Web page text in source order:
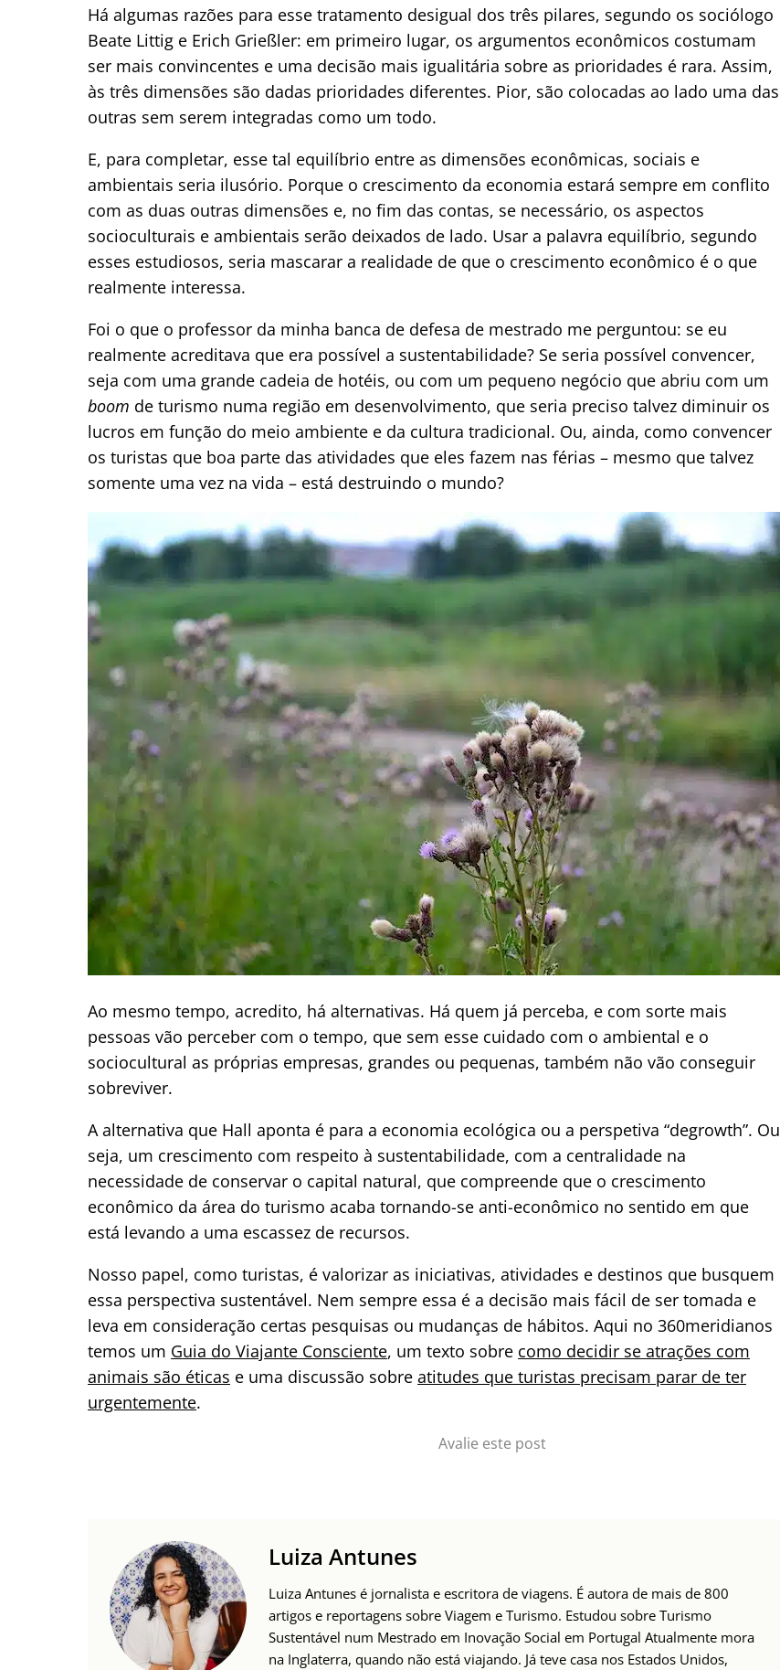
Há algumas razões para esse tratamento desigual dos três pilares, segundo os sociólogo
Beate Littig e Erich Grießler: em primeiro lugar, os argumentos econômicos costumam
ser mais convincentes e uma decisão mais igualitária sobre as prioridades é rara. Assim,
às três dimensões são dadas prioridades diferentes. Pior, são colocadas ao lado uma das
outras sem serem integradas como um todo.
E, para completar, esse tal equilíbrio entre as dimensões econômicas, sociais e
ambientais seria ilusório. Porque o crescimento da economia estará sempre em conflito
com as duas outras dimensões e, no fim das contas, se necessário, os aspectos
socioculturais e ambientais serão deixados de lado. Usar a palavra equilíbrio, segundo
esses estudiosos, seria mascarar a realidade de que o crescimento econômico é o que
realmente interessa.
Foi o que o professor da minha banca de defesa de mestrado me perguntou: se eu
realmente acreditava que era possível a sustentabilidade? Se seria possível convencer,
seja com uma grande cadeia de hotéis, ou com um pequeno negócio que abriu com um
boom de turismo numa região em desenvolvimento, que seria preciso talvez diminuir os
lucros em função do meio ambiente e da cultura tradicional. Ou, ainda, como convencer
os turistas que boa parte das atividades que eles fazem nas férias – mesmo que talvez
somente uma vez na vida – está destruindo o mundo?
Ao mesmo tempo, acredito, há alternativas. Há quem já perceba, e com sorte mais
pessoas vão perceber com o tempo, que sem esse cuidado com o ambiental e o
sociocultural as próprias empresas, grandes ou pequenas, também não vão conseguir
sobreviver.
A alternativa que Hall aponta é para a economia ecológica ou a perspetiva “degrowth”. Ou
seja, um crescimento com respeito à sustentabilidade, com a centralidade na
necessidade de conservar o capital natural, que compreende que o crescimento
econômico da área do turismo acaba tornando-se anti-econômico no sentido em que
está levando a uma escassez de recursos.
Nosso papel, como turistas, é valorizar as iniciativas, atividades e destinos que busquem
essa perspectiva sustentável. Nem sempre essa é a decisão mais fácil de ser tomada e
leva em consideração certas pesquisas ou mudanças de hábitos. Aqui no 360meridianos
temos um Guia do Viajante Consciente, um texto sobre como decidir se atrações com
animais são éticas e uma discussão sobre atitudes que turistas precisam parar de ter
urgentemente.
Avalie este post
Luiza Antunes
Luiza Antunes é jornalista e escritora de viagens. É autora de mais de 800
artigos e reportagens sobre Viagem e Turismo. Estudou sobre Turismo
Sustentável num Mestrado em Inovação Social em Portugal Atualmente mora
na Inglaterra, quando não está viajando. Já teve casa nos Estados Unidos,